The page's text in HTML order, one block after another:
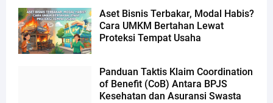
Aset Bisnis Terbakar, Modal Habis?
Cara UMKM Bertahan Lewat
Proteksi Tempat Usaha
Panduan Taktis Klaim Coordination
of Benefit (CoB) Antara BPJS
Kesehatan dan Asuransi Swasta